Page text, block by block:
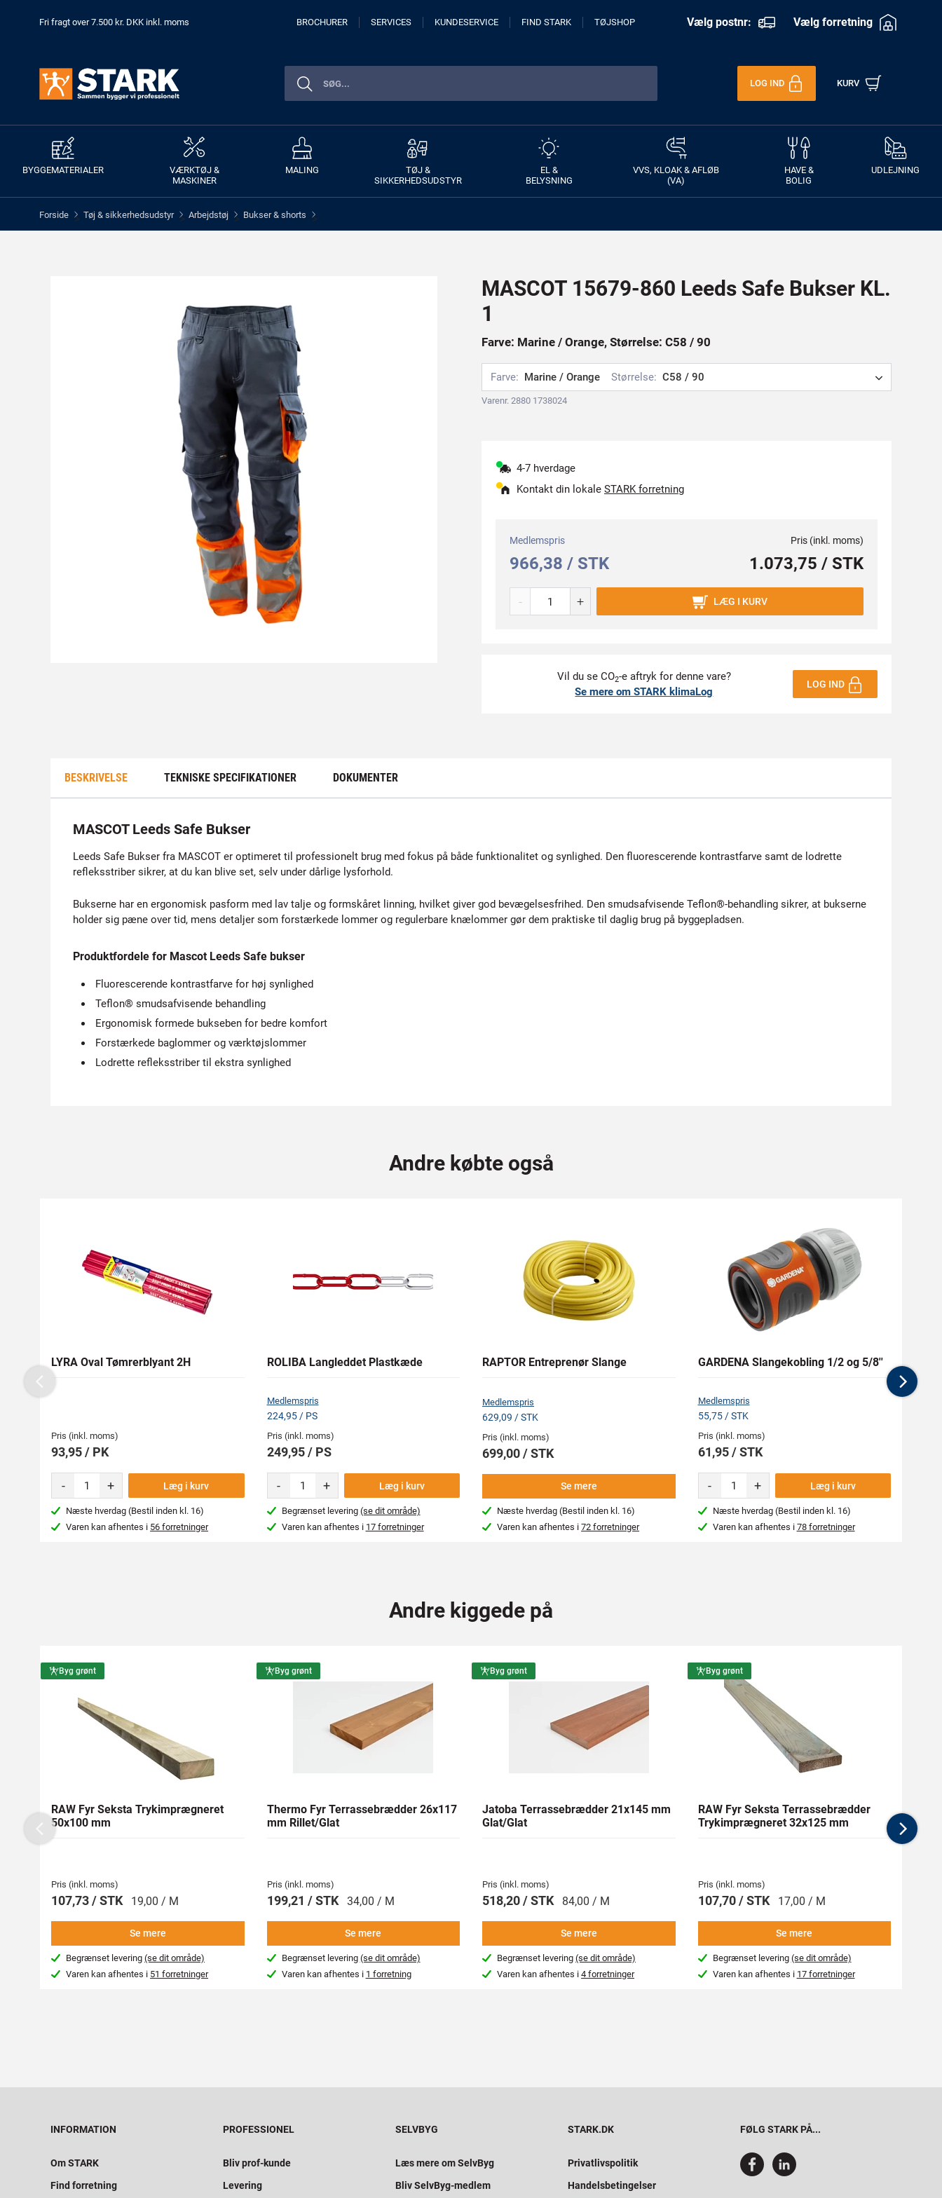
Fri fragt over 7.500 kr. DKK inkl. moms BROCHURER SERVICES KUNDESERVICE FIND STARK TØJSHOP Vælg postnr: Vælg forretning
LOG IND KURV
BYGGEMATERIALER
VÆRKTØJ &
MASKINER
MALING
TØJ &
SIKKERHEDSUDSTYR
EL &
BELYSNING
VVS, KLOAK & AFLØB
(VA)
HAVE &
BOLIG
UDLEJNING
Forside > Tøj & sikkerhedsudstyr > Arbejdstøj > Bukser & shorts >
MASCOT 15679-860 Leeds Safe Bukser KL.
1
Farve: Marine / Orange, Størrelse: C58 / 90
Farve: Marine / Orange Størrelse: C58 / 90
Varenr. 2880 1738024
4-7 hverdage
Kontakt din lokale STARK forretning
Medlemspris
966,38 / STK
Pris (inkl. moms)
1.073,75 / STK
- + LÆG I KURV
Vil du se CO2-e aftryk for denne vare?
Se mere om STARK klimaLog
LOG IND
BESKRIVELSE TEKNISKE SPECIFIKATIONER DOKUMENTER
MASCOT Leeds Safe Bukser
Leeds Safe Bukser fra MASCOT er optimeret til professionelt brug med fokus på både funktionalitet og synlighed. Den fluorescerende kontrastfarve samt de lodrette
refleksstriber sikrer, at du kan blive set, selv under dårlige lysforhold.
Bukserne har en ergonomisk pasform med lav talje og formskåret linning, hvilket giver god bevægelsesfrihed. Den smudsafvisende Teflon®-behandling sikrer, at bukserne
holder sig pæne over tid, mens detaljer som forstærkede lommer og regulerbare knælommer gør dem praktiske til daglig brug på byggepladsen.
Produktfordele for Mascot Leeds Safe bukser
Fluorescerende kontrastfarve for høj synlighed
Teflon® smudsafvisende behandling
Ergonomisk formede bukseben for bedre komfort
Forstærkede baglommer og værktøjslommer
Lodrette refleksstriber til ekstra synlighed
Andre købte også
LYRA Oval Tømrerblyant 2H
Pris (inkl. moms)
93,95 / PK
- + Læg i kurv
Næste hverdag (Bestil inden kl. 16)
Varen kan afhentes i 56 forretninger
ROLIBA Langleddet Plastkæde
Medlemspris
224,95 / PS
Pris (inkl. moms)
249,95 / PS
- + Læg i kurv
Begrænset levering (se dit område)
Varen kan afhentes i 17 forretninger
RAPTOR Entreprenør Slange
Medlemspris
629,09 / STK
Pris (inkl. moms)
699,00 / STK
Se mere
Næste hverdag (Bestil inden kl. 16)
Varen kan afhentes i72 forretninger
GARDENA Slangekobling 1/2 og 5/8''
Medlemspris
55,75 / STK
Pris (inkl. moms)
61,95 / STK
- + Læg i kurv
Næste hverdag (Bestil inden kl. 16)
Varen kan afhentes i 78 forretninger
Previous
Andre kiggede på
Byg grønt
RAW Fyr Seksta Trykimprægneret
50x100 mm
Pris (inkl. moms)
107,73 / STK 19,00 / M
Se mere
Begrænset levering(se dit område)
Varen kan afhentes i 51 forretninger
Byg grønt
Thermo Fyr Terrassebrædder 26x117
mm Rillet/Glat
Pris (inkl. moms)
199,21 / STK 34,00 / M
Se mere
Begrænset levering (se dit område)
Varen kan afhentes i 1 forretning
Byg grønt
Jatoba Terrassebrædder 21x145 mm
Glat/Glat
Pris (inkl. moms)
518,20 / STK 84,00 / M
Se mere
Begrænset levering(se dit område)
Varen kan afhentes i4 forretninger
Byg grønt
RAW Fyr Seksta Terrassebrædder
Trykimprægneret 32x125 mm
Pris (inkl. moms)
107,70 / STK 17,00 / M
Se mere
Begrænset levering (se dit område)
Varen kan afhentes i 17 forretninger
mm
Previous
INFORMATION
Om STARK
Find forretning
PROFESSIONEL
Bliv prof-kunde
Levering
SELVBYG
Læs mere om SelvByg
Bliv SelvByg-medlem
STARK.DK
Privatlivspolitik
Handelsbetingelser
FØLG STARK PÅ...